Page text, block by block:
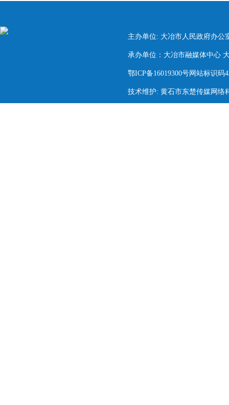
主办单位: 大冶市人民政府办公
承办单位：大冶市融媒体中心
鄂ICP备16019300号网站标识码
技术维护: 黄石市东楚传媒网络